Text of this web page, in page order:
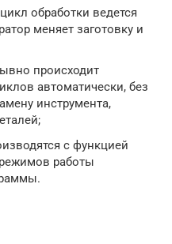
обработки ведется
меняет заготовку и
происходит
автоматически, без
инструмента,
с функцией
работы